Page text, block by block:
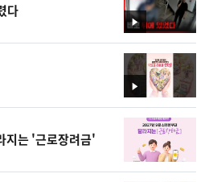
영
상
다
영
상
지는 '근로장려금'